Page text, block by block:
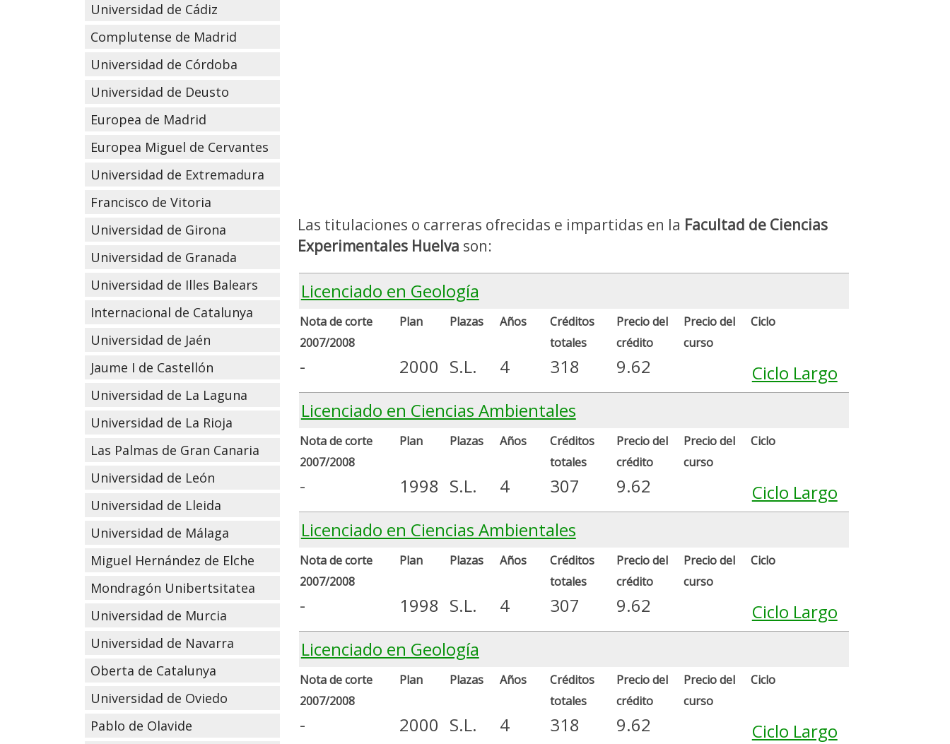
Universidad de Cádiz
Complutense de Madrid
Universidad de Córdoba
Universidad de Deusto
Europea de Madrid
Europea Miguel de Cervantes
Universidad de Extremadura
Francisco de Vitoria
Universidad de Girona
Universidad de Granada
Universidad de Illes Balears
Internacional de Catalunya
Universidad de Jaén
Jaume I de Castellón
Universidad de La Laguna
Universidad de La Rioja
Las Palmas de Gran Canaria
Universidad de León
Universidad de Lleida
Universidad de Málaga
Miguel Hernández de Elche
Mondragón Unibertsitatea
Universidad de Murcia
Universidad de Navarra
Oberta de Catalunya
Universidad de Oviedo
Pablo de Olavide
Las titulaciones o carreras ofrecidas e impartidas en la Facultad de Ciencias
Experimentales Huelva son:
Licenciado en Geología
Nota de corte
2007/2008
Plan Plazas Años
Créditos
totales
Precio del
crédito
Precio del
curso
Ciclo
- 2000 S.L. 4 318 9.62
Ciclo Largo
Licenciado en Ciencias Ambientales
Nota de corte
2007/2008
Plan Plazas Años
Créditos
totales
Precio del
crédito
Precio del
curso
Ciclo
- 1998 S.L. 4 307 9.62
Ciclo Largo
Licenciado en Ciencias Ambientales
Nota de corte
2007/2008
Plan Plazas Años
Créditos
totales
Precio del
crédito
Precio del
curso
Ciclo
- 1998 S.L. 4 307 9.62
Ciclo Largo
Licenciado en Geología
Nota de corte
2007/2008
Plan Plazas Años
Créditos
totales
Precio del
crédito
Precio del
curso
Ciclo
- 2000 S.L. 4 318 9.62
Ciclo Largo